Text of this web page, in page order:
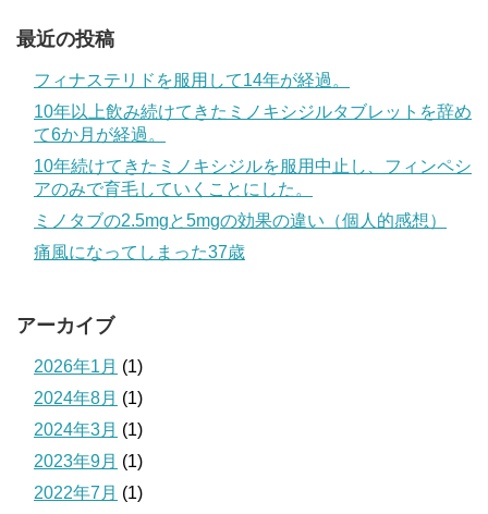
最近の投稿
フィナステリドを服用して14年が経過。
10年以上飲み続けてきたミノキシジルタブレットを辞め
て6か月が経過。
10年続けてきたミノキシジルを服用中止し、フィンペシ
アのみで育毛していくことにした。
ミノタブの2.5mgと5mgの効果の違い（個人的感想）
痛風になってしまった37歳
アーカイブ
2026年1月 (1)
2024年8月 (1)
2024年3月 (1)
2023年9月 (1)
2022年7月 (1)